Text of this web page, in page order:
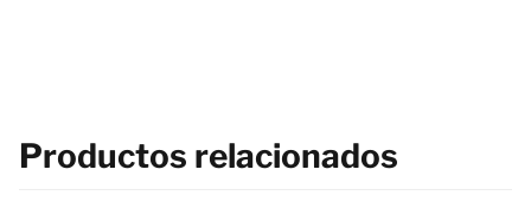
Productos relacionados